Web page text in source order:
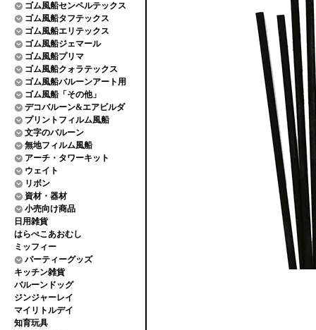
ゴム風船センペルテックス
ゴム風船タフテックス
ゴム風船エリテックス
ゴム風船ジェマール
ゴム風船プリマ
ゴム風船クォラテックス
ゴム風船バルーンアート用
ゴム風船「その他」
デコバルーン&エアビルダ
プリントフィルム風船
文字のバルーン
無地フィルム風船
アーチ・タワーキット
ウェイト
リボン
資材・器材
小売向け商品
日用雑貨
はらぺこあおむし
ミッフィー
パーティーグッズ
キッチン雑貨
バルーンドッグ
ジンジャーレイ
マイリトルデイ
知育玩具